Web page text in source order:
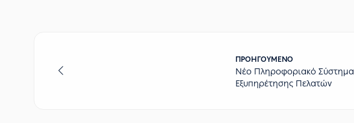
ΠΡΟΗΓΟΎΜΕΝΟ
Νέο Πληροφοριακό Σύστημα
Εξυπηρέτησης Πελατών